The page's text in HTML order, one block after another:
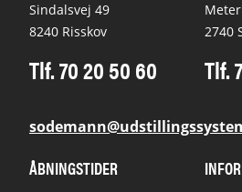
Sindalsvej 49
8240 Risskov
Tlf. 70 20 50 60
2740
Tlf.
ÅBNINGSTIDER